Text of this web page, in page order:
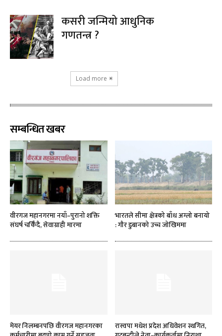
कसरी जन्मियो आधुनिक
गणतन्त्र ?
Load more
सम्बन्धित खबर
वीरगज महानगरमा नयाँ–पुरानो शक्ति
संघर्ष चर्किँदै, सेवाग्राही मारमा
भारतले सीमा क्षेत्रको बाँध अग्लो बनायो
: गौर डुबानको उच्च जोखिममा
मेयर निलम्बनपछि वीरगज महानगरका
रास्वपा मधेश प्रदेश अधिवेशन स्थगित,